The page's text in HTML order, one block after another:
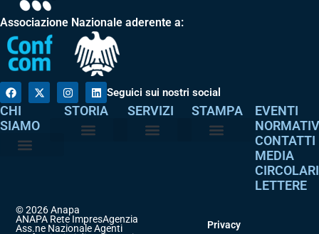
Associazione Nazionale aderente a:
Seguici sui nostri social
CHI
SIAMO
STORIA SERVIZI STAMPA
EVENTI
CONTATTI
MEDIA
CIRCOLARI
LETTERE
© 2026 Anapa
ANAPA Rete ImpresAgenzia
Ass.ne Nazionale Agenti
Privacy